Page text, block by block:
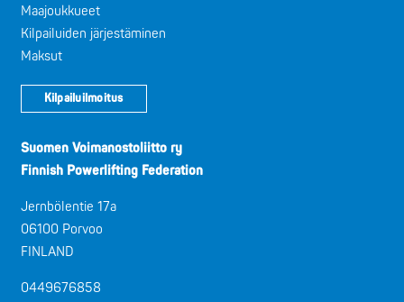
Maajoukkueet
Kilpailuiden järjestäminen
Maksut
Kilpailuilmoitus
Suomen Voimanostoliitto ry
Finnish Powerlifting Federation
Jernbölentie 17a
06100 Porvoo
FINLAND
0449676858